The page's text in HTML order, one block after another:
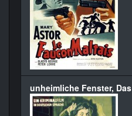
unheimliche Fenster, Das